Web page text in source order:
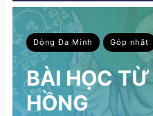
Dòng Đa Minh Góp nhặt
BÀI HỌC
HỒNG